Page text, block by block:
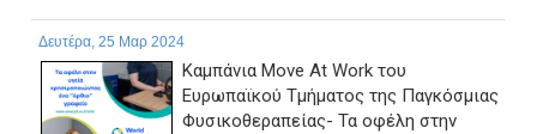
Δευτέρα, 25 Μαρ 2024
Καμπάνια Move At Work του
Ευρωπαϊκού Τμήματος της Παγκόσμιας
Φυσικοθεραπείας- Τα οφέλη στην